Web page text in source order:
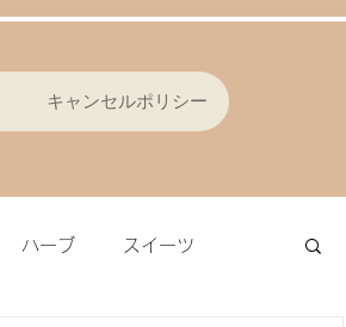
キャンセルポリシー
ハーブ スイーツ